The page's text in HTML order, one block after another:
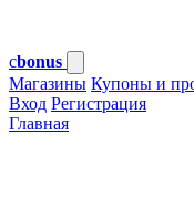
cbonus
Магазины Купоны и
Вход Регистрация
Главная